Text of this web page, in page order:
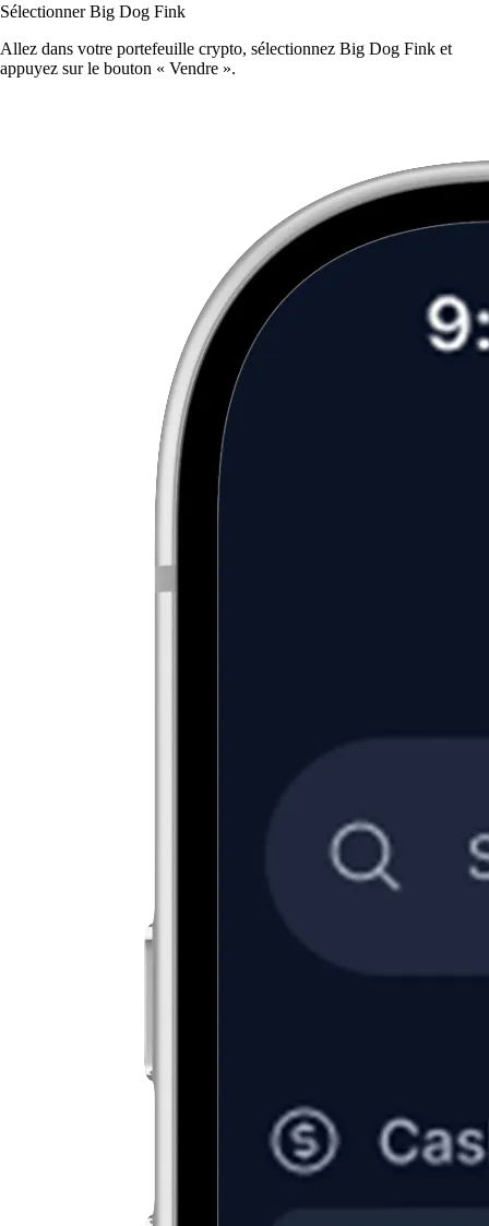
Sélectionner Big Dog Fink
Allez dans votre portefeuille crypto, sélectionnez Big Dog Fink et
appuyez sur le bouton « Vendre ».